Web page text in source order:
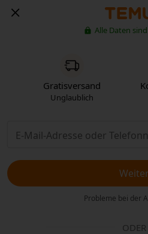
Alle Daten
Gratisversand
Unglaublich
Weiter
Probleme bei der
ODER